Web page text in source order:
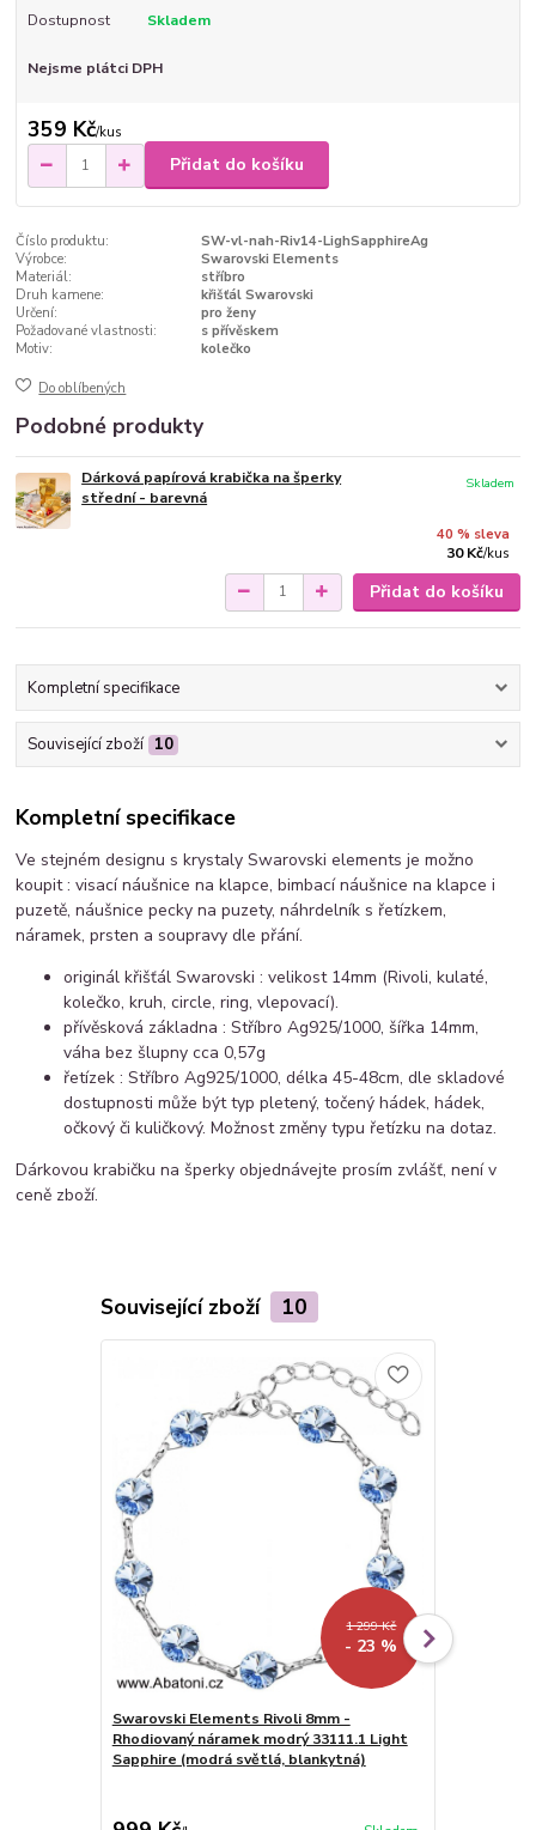
Dostupnost Skladem
Nejsme plátci DPH
359 Kč/kus
Přidat do košíku
Číslo produktu:
SW-vl-nah-Riv14-LighSapphireAg
Výrobce:
Swarovski Elements
Materiál:
stříbro
Druh kamene:
křišťál Swarovski
Určení:
pro ženy
Požadované vlastnosti:
s přívěskem
Motiv:
kolečko
Do oblíbených
Podobné produkty
Dárková papírová krabička na šperky
střední - barevná
40 % sleva
30 Kč/kus
Skladem
Přidat do košíku
Kompletní specifikace
Související zboží 10
Kompletní specifikace
Ve stejném designu s krystaly Swarovski elements je možno
koupit : visací náušnice na klapce, bimbací náušnice na klapce i
puzetě, náušnice pecky na puzety, náhrdelník s řetízkem,
náramek, prsten a soupravy dle přání.
originál křišťál Swarovski : velikost 14mm (Rivoli, kulaté,
kolečko, kruh, circle, ring, vlepovací).
přívěsková základna : Stříbro Ag925/1000, šířka 14mm,
váha bez šlupny cca 0,57g
řetízek : Stříbro Ag925/1000, délka 45-48cm, dle skladové
dostupnosti může být typ pletený, točený hádek, hádek,
očkový či kuličkový. Možnost změny typu řetízku na dotaz.
Dárkovou krabičku na šperky objednávejte prosím zvlášť, není v
ceně zboží.
Související zboží 10
1 299 Kč
- 23 %
Swarovski Elements Rivoli 8mm -
Rhodiovaný náramek modrý 33111.1 Light
Sapphire (modrá světlá, blankytná)